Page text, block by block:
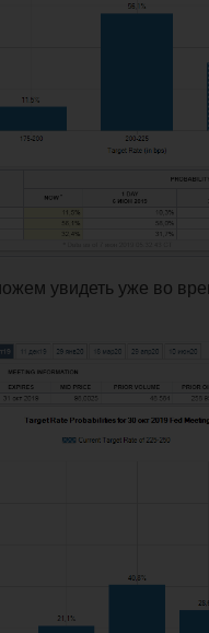
увидеть уже во